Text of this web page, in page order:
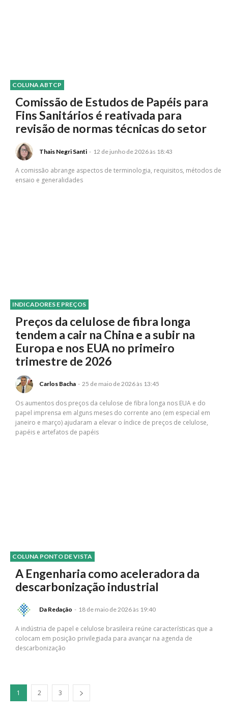
COLUNA ABTCP
Comissão de Estudos de Papéis para
Fins Sanitários é reativada para
revisão de normas técnicas do setor
Thais Negri Santi - 12 de junho de 2026 às 18:43
A comissão abrange aspectos de terminologia, requisitos, métodos de
ensaio e generalidades
INDICADORES E PREÇOS
Preços da celulose de fibra longa
tendem a cair na China e a subir na
Europa e nos EUA no primeiro
trimestre de 2026
Carlos Bacha - 25 de maio de 2026 às 13:45
Os aumentos dos preços da celulose de fibra longa nos EUA e do
papel imprensa em alguns meses do corrente ano (em especial em
janeiro e março) ajudaram a elevar o índice de preços de celulose,
papéis e artefatos de papéis
COLUNA PONTO DE VISTA
A Engenharia como aceleradora da
descarbonização industrial
Da Redação - 18 de maio de 2026 às 19:40
A indústria de papel e celulose brasileira reúne características que a
colocam em posição privilegiada para avançar na agenda de
descarbonização
1 2 3